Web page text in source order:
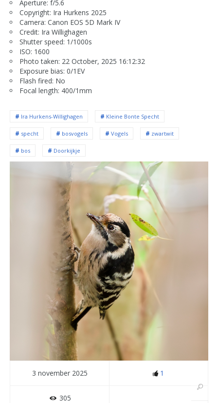
Aperture: f/5.6
Copyright: Ira Hurkens 2025
Camera: Canon EOS 5D Mark IV
Credit: Ira Willighagen
Shutter speed: 1/1000s
ISO: 1600
Photo taken: 22 October, 2025 16:12:32
Exposure bias: 0/1EV
Flash fired: No
Focal length: 400/1mm
Ira Hurkens-Willighagen Kleine Bonte Specht
specht bosvogels Vogels zwartwit
bos Doorkijkje
3 november 2025 1
305